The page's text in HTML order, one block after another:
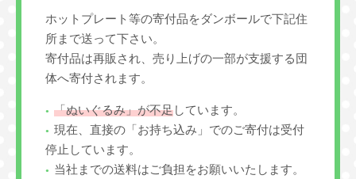
ホットプレート等の寄付品をダンボールで下記住
所まで送って下さい。
寄付品は再販され、売り上げの一部が支援する団
体へ寄付されます。
「ぬいぐるみ」が不足しています。
現在、直接の「お持ち込み」でのご寄付は受付
停止しています。
当社までの送料はご負担をお願いいたします。